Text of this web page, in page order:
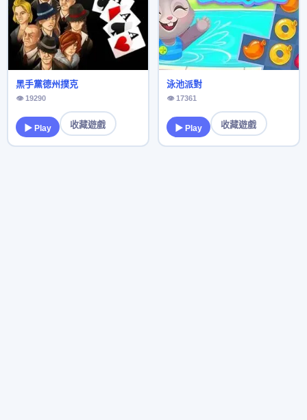
黑手黨德州撲克
👁 19290
▶ Play 收藏遊戲
泳池派對
👁 17361
▶ Play 收藏遊戲